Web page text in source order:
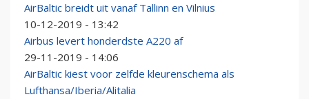
AirBaltic breidt uit vanaf Tallinn en Vilnius
10-12-2019 - 13:42
Airbus levert honderdste A220 af
29-11-2019 - 14:06
AirBaltic kiest voor zelfde kleurenschema als
Lufthansa/Iberia/Alitalia